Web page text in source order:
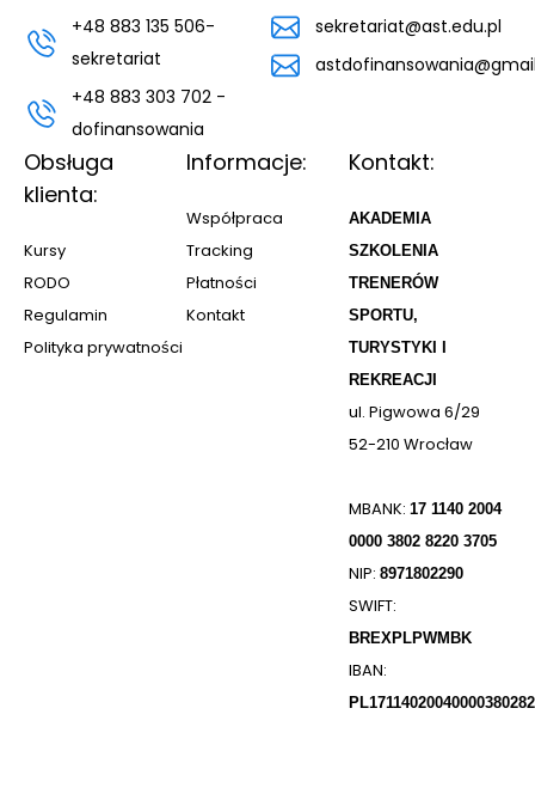
+48 883 135 506-
sekretariat
+48 883 303 702 -
dofinansowania
sekretariat@ast.edu.pl
Obsługa
klienta:
Kursy
RODO
Regulamin
Polityka prywatności
Informacje:
Współpraca
Tracking
Płatności
Kontakt
Kontakt:
AKADEMIA
SZKOLENIA
TRENERÓW
SPORTU,
TURYSTYKI I
REKREACJI
ul. Pigwowa 6/29
52-210 Wrocław
MBANK: 17 1140 2004
0000 3802 8220 3705
NIP: 8971802290
SWIFT:
BREXPLPWMBK
IBAN: